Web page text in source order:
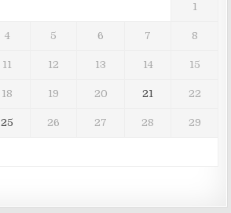
1
4 5 6 7 8
11 12 13 14 15
18 19 20 21 22
25 26 27 28 29